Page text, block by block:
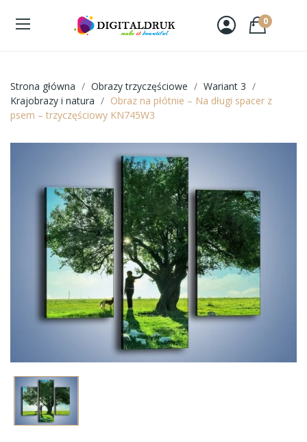
0
Strona główna Obrazy trzyczęściowe
Wariant 3
Krajobrazy i natura
Obraz na płótnie – Na długi spacer z
psem – trzyczęściowy KN745W3